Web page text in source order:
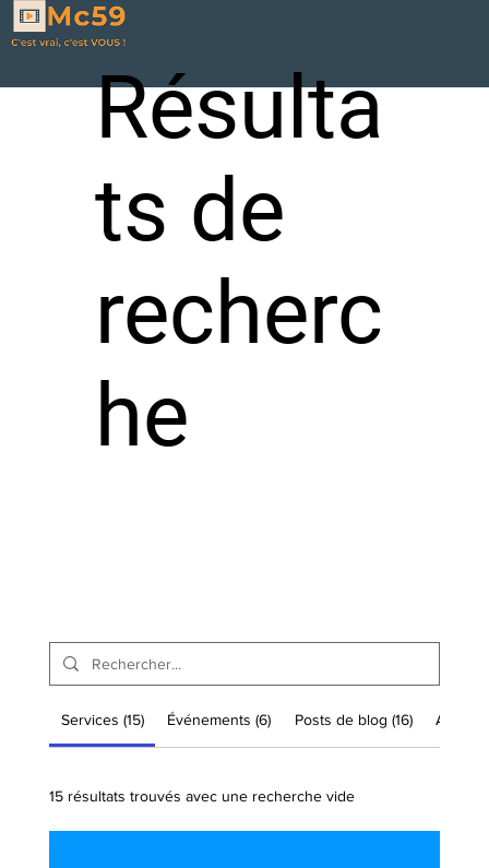
Services (15) Événements (6) Posts de blog (16) Autres
15 résultats trouvés avec une recherche vide
Résulta
ts de
recherc
he